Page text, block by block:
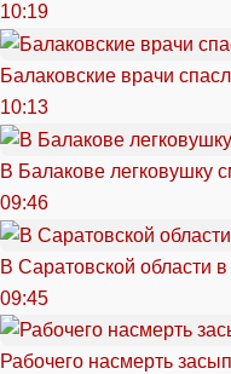
10:19
Балаковские врачи
10:13
В Балакове легковушку
09:46
В Саратовской области
09:45
Рабочего насмерть